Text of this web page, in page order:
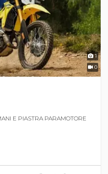
1
0
E PIASTRA PARAMOTORE